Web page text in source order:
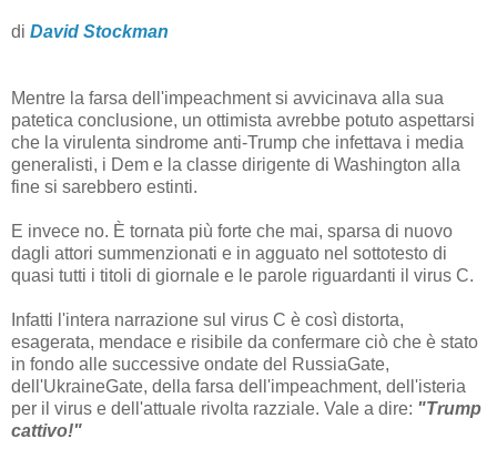
di David Stockman
Mentre la farsa dell'impeachment si avvicinava alla sua
patetica conclusione, un ottimista avrebbe potuto aspettarsi
che la virulenta sindrome anti-Trump che infettava i media
generalisti, i Dem e la classe dirigente di Washington alla
fine si sarebbero estinti.
E invece no. È tornata più forte che mai, sparsa di nuovo
dagli attori summenzionati e in agguato nel sottotesto di
quasi tutti i titoli di giornale e le parole riguardanti il virus C.
Infatti l'intera narrazione sul virus C è così distorta,
esagerata, mendace e risibile da confermare ciò che è stato
in fondo alle successive ondate del RussiaGate,
dell'UkraineGate, della farsa dell'impeachment, dell'isteria
per il virus e dell'attuale rivolta razziale. Vale a dire: "Trump
cattivo!"